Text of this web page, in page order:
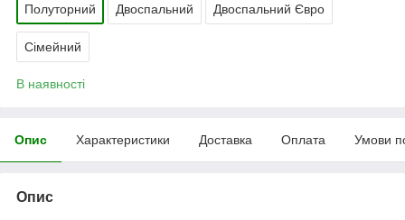
Полуторний Двоспальний Двоспальний Євро
Сімейний
В наявності
Опис Характеристики Доставка Оплата Умови
Опис